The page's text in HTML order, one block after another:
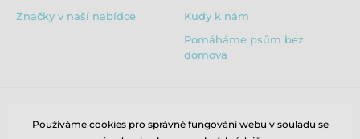
Značky v naší nabídce
Kudy k nám
Pomáháme psům bez
domova
Používáme cookies pro správné fungování webu v souladu se